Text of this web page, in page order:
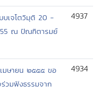
บเจโตวิมุติ 20 -
ณ ปัณฑิตารมย์
4937
ษายน ๒๕๕๕ ขอ
วมฟังธรรมจาก
4934